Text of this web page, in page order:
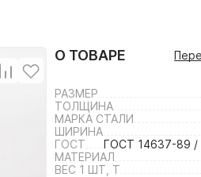
О ТОВАРЕ
РАЗМЕР
ТОЛЩИНА
МАРКА СТАЛИ
ШИРИНА
ГОСТ
ГОСТ 14637-89 /
МАТЕРИАЛ
ВЕС 1 ШТ, Т